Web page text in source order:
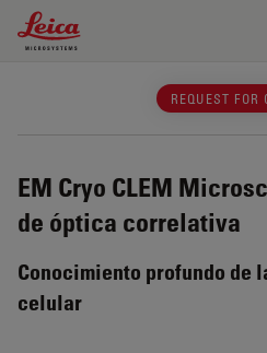
Leica Microsystems Logo
REQUEST FOR
EM Cryo CLEM
de óptica correlativa
Conocimiento profundo de
celular